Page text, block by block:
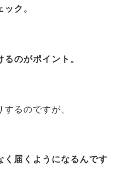
ク。
のがポイント。
るのですが、
く届くようになるんです